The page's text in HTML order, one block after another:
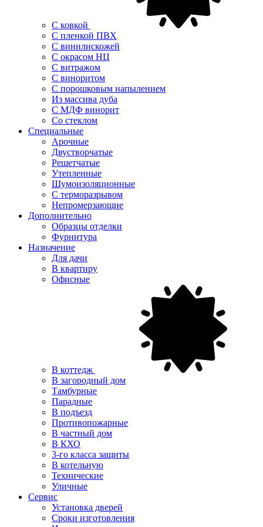
С ковкой
С пленкой ПВХ
С винилискожей
С окрасом НЦ
С витражом
С виноритом
С порошковым напылением
Из массива дуба
С МДФ винорит
Со стеклом
Специальные
Арочные
Двустворчатые
Решетчатые
Утепленные
Шумоизоляционные
С терморазрывом
Непромерзающие
Дополнительно
Образцы отделки
Фурнитура
Назначение
Для дачи
В квартиру
Офисные
В коттедж
В загородный дом
Тамбурные
Парадные
В подъезд
Противопожарные
В частный дом
В КХО
3-го класса защиты
В котельную
Технические
Уличные
Сервис
Установка дверей
Сроки изготовления